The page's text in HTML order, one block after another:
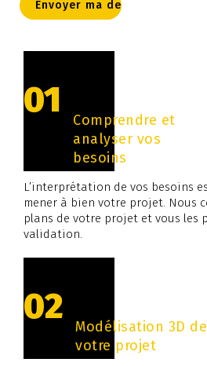
01
Comprendre et
analyser vos
besoins
L’interprétation de vos besoins
mener à bien votre projet. Nous
plans de votre projet et vous les
validation.
02
Modélisation 3D de
votre projet